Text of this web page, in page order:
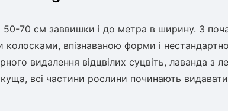
50-70 см заввишки і до метра в ширину. З
колосками, впізнаваною форми і
видалення відцвілих суцвіть, лаванда з
всі частини рослини починають